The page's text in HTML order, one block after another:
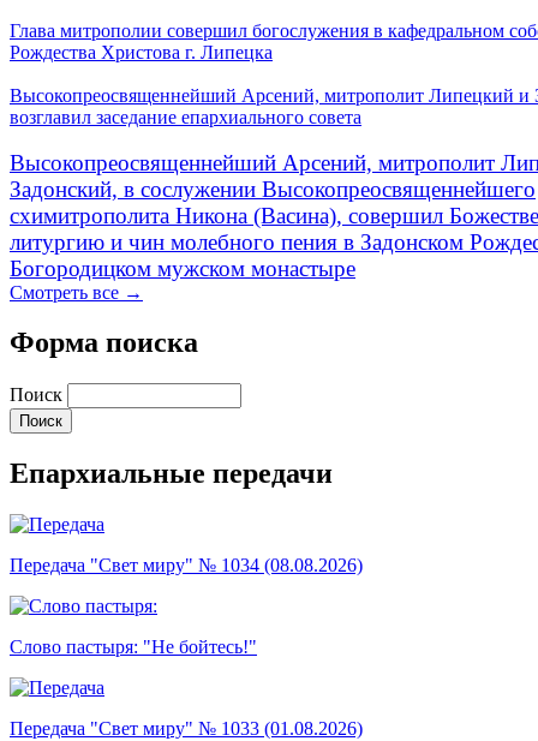
Глава митрополии совершил богослужения в кафедральном
Рождества Христова г. Липецка
Высокопреосвященнейший Арсений, митрополит Липецкий и
возглавил заседание епархиального совета
Высокопреосвященнейший Арсений, митрополит
Задонский, в сослужении Высокопреосвященнейшего
схимитрополита Никона (Васина), совершил
литургию и чин молебного пения в Задонском
Богородицком мужском монастыре
Смотреть все →
Форма поиска
Поиск
Епархиальные передачи
Передача "Свет миру" № 1034 (08.08.2026)
Слово пастыря: "Не бойтесь!"
Передача "Свет миру" № 1033 (01.08.2026)